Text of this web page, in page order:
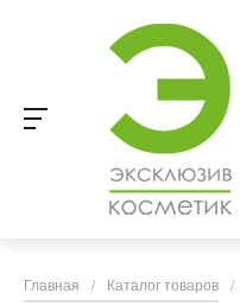
Главная / Каталог товаров /